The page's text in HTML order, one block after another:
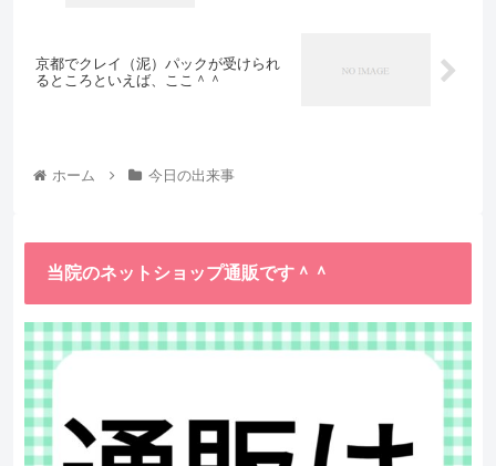
京都でクレイ（泥）パックが受けられ
るところといえば、ここ＾＾
ホーム 今日の出来事
当院のネットショップ通販です＾＾